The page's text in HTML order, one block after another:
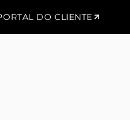
DO CLIENTE